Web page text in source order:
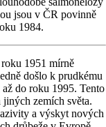
jsou v ČR povinně
1984.
1951 mírně
došlo k prudkému
do roku 1995. Tento
zemích světa.
a výskyt nových